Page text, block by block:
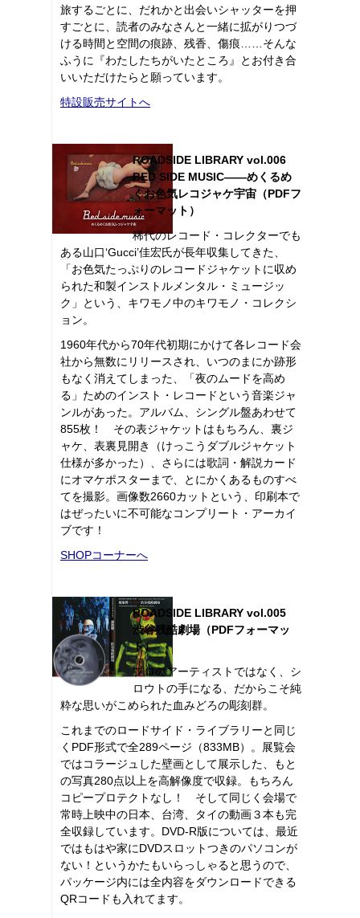
旅するごとに、だれかと出会いシャッターを押
すごとに、読者のみなさんと一緒に拡がりつづ
ける時間と空間の痕跡、残香、傷痕……そんな
ふうに『わたしたちがいたところ』とお付き合
いいただけたらと願っています。
特設販売サイトへ
ROADSIDE LIBRARY vol.006
BED SIDE MUSIC――めくるめ
くお色気レコジャケ宇宙（PDFフ
ォーマット）
稀代のレコード・コレクターでも
ある山口‘Gucci’佳宏氏が長年収集してきた、
「お色気たっぷりのレコードジャケットに収め
られた和製インストルメンタル・ミュージッ
ク」という、キワモノ中のキワモノ・コレクシ
ョン。
1960年代から70年代初期にかけて各レコード会
社から無数にリリースされ、いつのまにか跡形
もなく消えてしまった、「夜のムードを高め
る」ためのインスト・レコードという音楽ジャ
ンルがあった。アルバム、シングル盤あわせて
855枚！ その表ジャケットはもちろん、裏ジ
ャケ、表裏見開き（けっこうダブルジャケット
仕様が多かった）、さらには歌詞・解説カード
にオマケポスターまで、とにかくあるものすべ
てを撮影。画像数2660カットという、印刷本で
はぜったいに不可能なコンプリート・アーカイ
ブです！
SHOPコーナーへ
ROADSIDE LIBRARY vol.005
渋谷残酷劇場（PDFフォーマッ
ト）
プロのアーティストではなく、シ
ロウトの手になる、だからこそ純
粋な思いがこめられた血みどろの彫刻群。
これまでのロードサイド・ライブラリーと同じ
くPDF形式で全289ページ（833MB）。展覧会
ではコラージュした壁画として展示した、もと
の写真280点以上を高解像度で収録。もちろん
コピープロテクトなし！ そして同じく会場で
常時上映中の日本、台湾、タイの動画３本も完
全収録しています。DVD-R版については、最近
ではもはや家にDVDスロットつきのパソコンが
ない！というかたもいらっしゃると思うので、
パッケージ内には全内容をダウンロードできる
QRコードも入れてます。